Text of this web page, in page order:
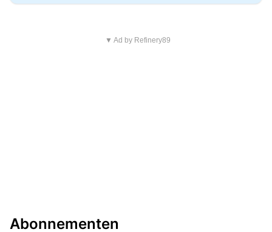
▼ Ad by Refinery89
Abonnementen